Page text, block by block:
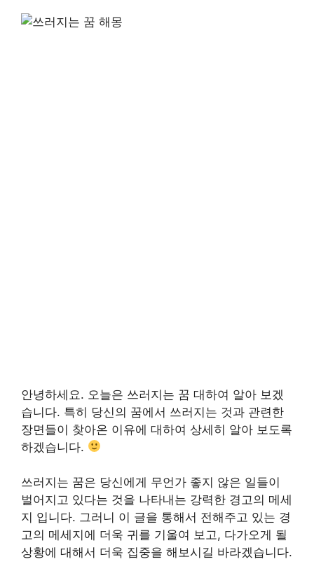
안녕하세요. 오늘은 쓰러지는 꿈 대하여 알아 보겠
습니다. 특히 당신의 꿈에서 쓰러지는 것과 관련한
장면들이 찾아온 이유에 대하여 상세히 알아 보도록
하겠습니다.
쓰러지는 꿈은 당신에게 무언가 좋지 않은 일들이
벌어지고 있다는 것을 나타내는 강력한 경고의 메세
지 입니다. 그러니 이 글을 통해서 전해주고 있는 경
고의 메세지에 더욱 귀를 기울여 보고, 다가오게 될
상황에 대해서 더욱 집중을 해보시길 바라겠습니다.